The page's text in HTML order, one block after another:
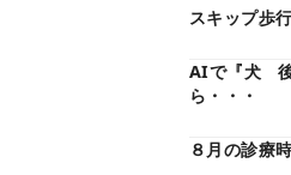
スキップ歩
AIで『犬
ら・・・
８月の診療